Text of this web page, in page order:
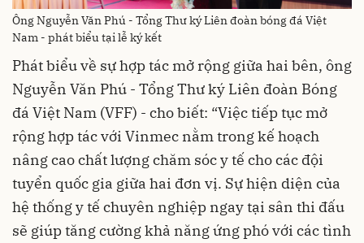
Ông Nguyễn Văn Phú - Tổng Thư ký Liên đoàn bóng đá Việt
Nam - phát biểu tại lễ ký kết
Phát biểu về sự hợp tác mở rộng giữa hai bên, ông
Nguyễn Văn Phú - Tổng Thư ký Liên đoàn Bóng
đá Việt Nam (VFF) - cho biết: “Việc tiếp tục mở
rộng hợp tác với Vinmec nằm trong kế hoạch
nâng cao chất lượng chăm sóc y tế cho các đội
tuyển quốc gia giữa hai đơn vị. Sự hiện diện của
hệ thống y tế chuyên nghiệp ngay tại sân thi đấu
sẽ giúp tăng cường khả năng ứng phó với các tình